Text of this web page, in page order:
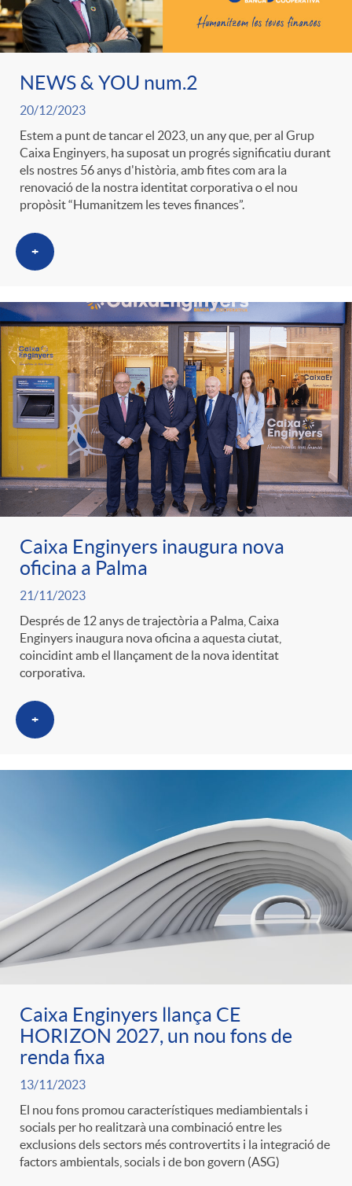
r
a
S
a
l
a
d
e
p
r
e
n
s
a
ó
p
e
r
c
a
t
e
g
o
r
i
e
s
t
e
n
i
d
o
A
n
c
l
a
F
i
l
t
r
C
a
t
e
g
o
l
c
a
d
o
r
d
e
c
o
n
t
i
n
t
s
NEWS & YOU num.2
20/12/2023
Estem a punt de tancar el 2023, un any que, per al Grup
Caixa Enginyers, ha suposat un progrés significatiu durant
els nostres 56 anys d'història, amb fites com ara la
renovació de la nostra identitat corporativa o el nou
propòsit “Humanitzem les teves finances”.
+
Caixa Enginyers inaugura nova
oficina a Palma
21/11/2023
Després de 12 anys de trajectòria a Palma, Caixa
Enginyers inaugura nova oficina a aquesta ciutat,
coincidint amb el llançament de la nova identitat
corporativa.
+
Caixa Enginyers llança CE
HORIZON 2027, un nou fons de
renda fixa
13/11/2023
El nou fons promou característiques mediambientals i
socials per ho realitzarà una combinació entre les
exclusions dels sectors més controvertits i la integració de
factors ambientals, socials i de bon govern (ASG)